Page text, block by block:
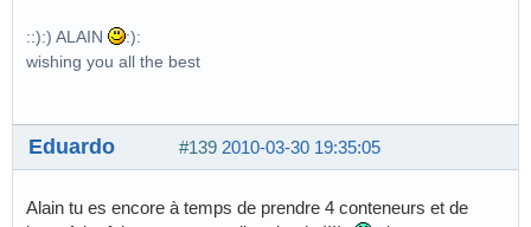
::):) ALAIN
:):
wishing you all the best
#139 2010-03-30 19:35:05
Eduardo
Alain tu es encore à temps de prendre 4 conteneurs et de